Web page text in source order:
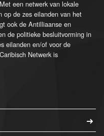
een netwerk van lokale
op de zes eilanden van het
ook de Antilliaanse en
de politieke besluitvorming in
eilanden en/of voor de
Netwerk is